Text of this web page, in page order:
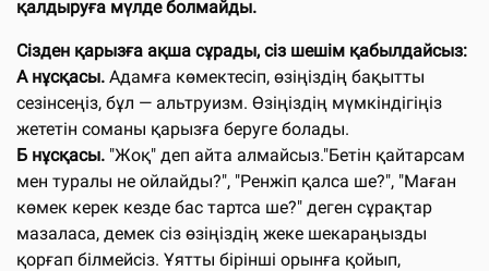
қалдыруға мүлде болмайды.
Сізден қарызға ақша сұрады, сіз шешім қабылдайсыз:
А нұсқасы. Адамға көмектесіп, өзіңіздің бақытты
сезінсеңіз, бұл — альтруизм. Өзіңіздің мүмкіндігіңіз
жететін соманы қарызға беруге болады.
Б нұсқасы. "Жоқ" деп айта алмайсыз."Бетін қайтарсам
мен туралы не ойлайды?", "Ренжіп қалса ше?", "Маған
көмек керек кезде бас тартса ше?" деген сұрақтар
мазаласа, демек сіз өзіңіздің жеке шекараңызды
қорғап білмейсіз. Ұятты бірінші орынға қойып,